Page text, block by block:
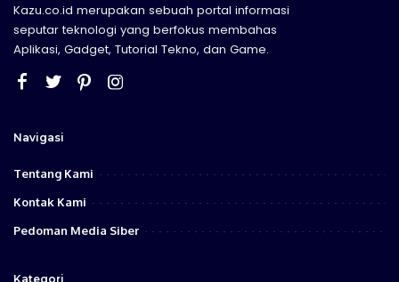
Kazu.co.id merupakan sebuah portal informasi
seputar teknologi yang berfokus membahas
Aplikasi, Gadget, Tutorial Tekno, dan Game.
Navigasi
Tentang Kami
Kontak Kami
Pedoman Media Siber
Kategori